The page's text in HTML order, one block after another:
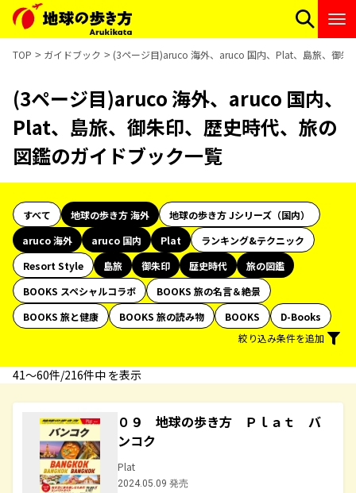
TOP ガイドブック (3ページ目)aruco 海外、aruco 国内、Plat、島旅、御朱
(3ページ目)aruco 海外、aruco 国内、
Plat、島旅、御朱印、歴史時代、旅の
図鑑のガイドブック一覧
すべて 地球の歩き方 海外
地球の歩き方 Jシリーズ（国内）
aruco 海外
aruco 国内 Plat
ランキング&テクニック
Resort Style
島旅 御朱印 歴史時代
旅の図鑑
BOOKS スペシャルコラボ
BOOKS 旅の名言＆絶景
BOOKS 旅と健康
BOOKS 旅の読み物 BOOKS
D-Books
絞り込み条件を追加
41〜60件/216件中 を表示
０９ 地球の歩き方 Ｐｌａｔ バ
ンコク
Plat
2024.05.09 発売